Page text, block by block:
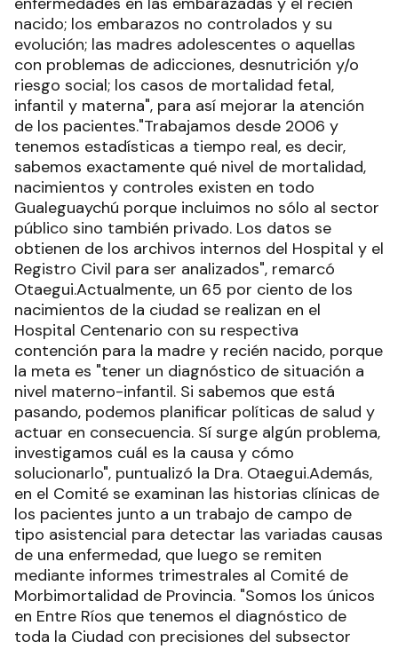
nacido; los embarazos no controlados y su
evolución; las madres adolescentes o aquellas
con problemas de adicciones, desnutrición y/o
riesgo social; los casos de mortalidad fetal,
infantil y materna", para así mejorar la atención
de los pacientes."Trabajamos desde 2006 y
tenemos estadísticas a tiempo real, es decir,
sabemos exactamente qué nivel de mortalidad,
nacimientos y controles existen en todo
Gualeguaychú porque incluimos no sólo al sector
público sino también privado. Los datos se
obtienen de los archivos internos del Hospital y el
Registro Civil para ser analizados", remarcó
Otaegui.Actualmente, un 65 por ciento de los
nacimientos de la ciudad se realizan en el
Hospital Centenario con su respectiva
contención para la madre y recién nacido, porque
la meta es "tener un diagnóstico de situación a
nivel materno-infantil. Si sabemos que está
pasando, podemos planificar políticas de salud y
actuar en consecuencia. Sí surge algún problema,
investigamos cuál es la causa y cómo
solucionarlo", puntualizó la Dra. Otaegui.Además,
en el Comité se examinan las historias clínicas de
los pacientes junto a un trabajo de campo de
tipo asistencial para detectar las variadas causas
de una enfermedad, que luego se remiten
mediante informes trimestrales al Comité de
Morbimortalidad de Provincia. "Somos los únicos
en Entre Ríos que tenemos el diagnóstico de
toda la Ciudad con precisiones del subsector